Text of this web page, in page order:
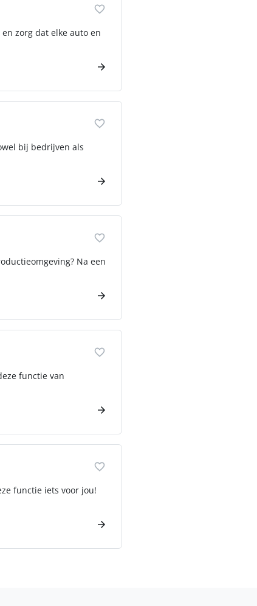
zorg dat elke auto en
bij bedrijven als
Na een
functie van
functie iets voor jou!